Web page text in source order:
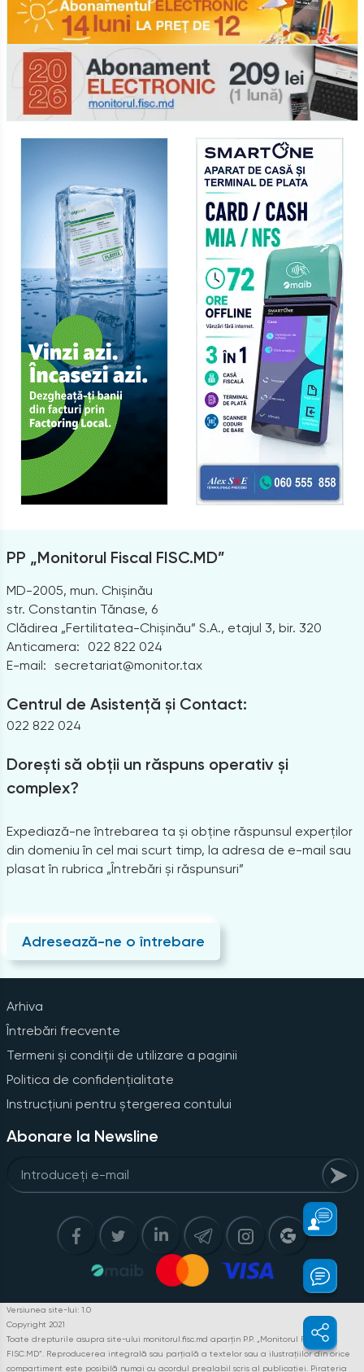
PP „Monitorul Fiscal FISC.MD”
MD-2005, mun. Chișinău
str. Constantin Tănase, 6
Clădirea „Fertilitatea-Chișinău” S.A., etajul 3, bir. 320
Anticamera:
022 822 024
E-mail: secretariat@monitor.tax
Centrul de Asistență și Contact:
022 822 024
Dorești să obții un răspuns operativ și
complex?
Expediază-ne întrebarea ta și obține răspunsul experților
din domeniu în cel mai scurt timp, la adresa de e-mail sau
plasat în rubrica „Întrebări și răspunsuri”
Adresează-ne o întrebare
Arhiva
Întrebări frecvente
Termeni și condiții de utilizare a paginii
Politica de confidențialitate
Instrucțiuni pentru ștergerea contului
Abonare la Newsline
Versiunea site-lui: 1.0
Copyright 2021
Toate drepturile asupra site-ului monitorul.fisc.md aparțin P.P. „Monitorul Fiscal
FISC.MD”. Reproducerea integrală sau parțială a textelor sau a ilustrațiilor din orice
compartiment este posibilă numai cu acordul prealabil scris al publicației. Pirateria